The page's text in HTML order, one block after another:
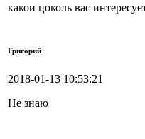
какои цоколь вас
Григорий
2018-01-13 10:53:21
Не знаю